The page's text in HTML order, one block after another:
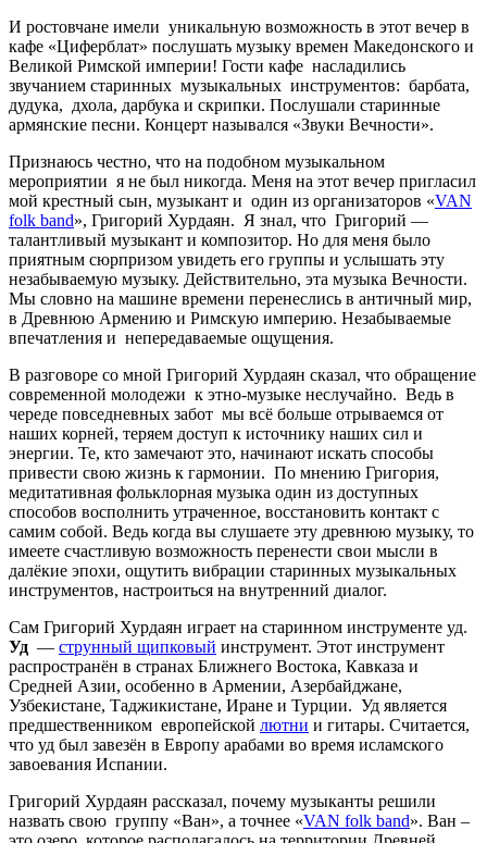
И ростовчане имели уникальную возможность в этот вечер в
кафе «Циферблат» послушать музыку времен Македонского и
Великой Римской империи! Гости кафе насладились
звучанием старинных музыкальных инструментов: барбата,
дудука, дхола, дарбука и скрипки. Послушали старинные
армянские песни. Концерт назывался «Звуки Вечности».
Признаюсь честно, что на подобном музыкальном
мероприятии я не был никогда. Меня на этот вечер пригласил
мой крестный сын, музыкант и один из организаторов «VAN
folk band», Григорий Хурдаян. Я знал, что Григорий —
талантливый музыкант и композитор. Но для меня было
приятным сюрпризом увидеть его группы и услышать эту
незабываемую музыку. Действительно, эта музыка Вечности.
Мы словно на машине времени перенеслись в античный мир,
в Древнюю Армению и Римскую империю. Незабываемые
впечатления и непередаваемые ощущения.
В разговоре со мной Григорий Хурдаян сказал, что обращение
современной молодежи к этно-музыке неслучайно. Ведь в
череде повседневных забот мы всё больше отрываемся от
наших корней, теряем доступ к источнику наших сил и
энергии. Те, кто замечают это, начинают искать способы
привести свою жизнь к гармонии. По мнению Григория,
медитативная фольклорная музыка один из доступных
способов восполнить утраченное, восстановить контакт с
самим собой. Ведь когда вы слушаете эту древнюю музыку, то
имеете счастливую возможность перенести свои мысли в
далёкие эпохи, ощутить вибрации старинных музыкальных
инструментов, настроиться на внутренний диалог.
Сам Григорий Хурдаян играет на старинном инструменте уд.
Уд — струнный щипковый инструмент. Этот инструмент
распространён в странах Ближнего Востока, Кавказа и
Средней Азии, особенно в Армении, Азербайджане,
Узбекистане, Таджикистане, Иране и Турции. Уд является
предшественником европейской лютни и гитары. Считается,
что уд был завезён в Европу арабами во время исламского
завоевания Испании.
Григорий Хурдаян рассказал, почему музыканты решили
назвать свою группу «Ван», а точнее «VAN folk band». Ван –